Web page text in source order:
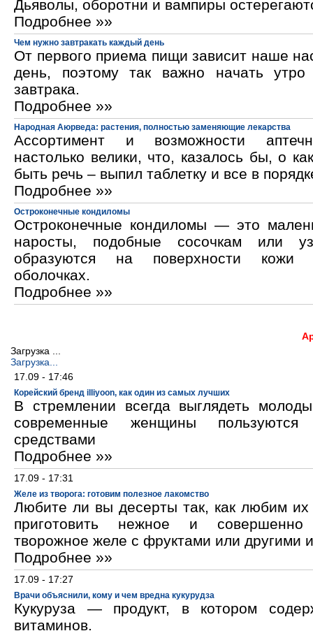
Дьяволы, оборотни и вампиры
Подробнее »»
Чем нужно завтракать каждый день
От первого приема пищи зависит наше
день, поэтому так важно начать утро
завтрака.
Подробнее »»
Народная Аюрведа: растения, полностью заменяющие лекарства
Ассортимент и возможности
настолько велики, что, казалось бы, о
быть речь – выпил таблетку и все в
Подробнее »»
Остроконечные кондиломы
Остроконечные кондиломы — это
наросты, подобные сосочкам или
образуются на поверхности кожи
оболочках.
Подробнее »»
Загрузка ...
Загрузка...
17.09 - 17:46
Корейский бренд illiyoon, как один из самых лучших
В стремлении всегда выглядеть
современные женщины пользуются
средствами
Подробнее »»
17.09 - 17:31
Желе из творога: готовим полезное лакомство
Любите ли вы десерты так, как любим
приготовить нежное и
творожное желе с фруктами или другими
Подробнее »»
17.09 - 17:27
Врачи объяснили, кому и чем вредна кукурудза
Кукуруза — продукт, в котором
витаминов.